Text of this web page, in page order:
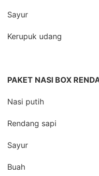
Sayur
Kerupuk udang
PAKET NASI BOX
Nasi putih
Rendang sapi
Sayur
Buah